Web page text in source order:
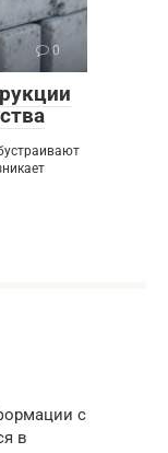
0
с
в